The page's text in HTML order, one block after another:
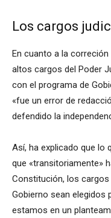
Los cargos
En cuanto a la
altos cargos del Poder
con el programa de
«fue un error de
defendido la
Así, ha explicado que lo
que «transitoriamente»
Constitución, los cargos
Gobierno sean elegidos
estamos en un